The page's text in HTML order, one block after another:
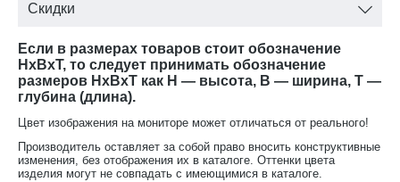
вишня;
лесной орех;
орех;
черный;
белая эмаль.
Скидки
Если в размерах товаров стоит обозначение
HxBxT, то следует принимать обозначение
размеров HxBxT как H — высота, B — ширина, T —
глубина (длина).
Цвет изображения на мониторе может отличаться от реального!
Производитель оставляет за собой право вносить конструктивные
изменения, без отображения их в каталоге. Оттенки цвета
изделия могут не совпадать с имеющимися в каталоге.